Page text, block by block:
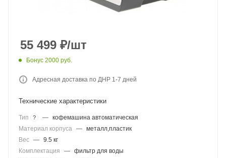
55 499 ₽/шт
Бонус 2000 руб.
Адресная доставка по ДНР 1-7 дней
Технические характеристики
Тип ? — кофемашина автоматическая
Материал корпуса — металл,пластик
Вес — 9.5 кг
Комплектация
— фильтр для воды